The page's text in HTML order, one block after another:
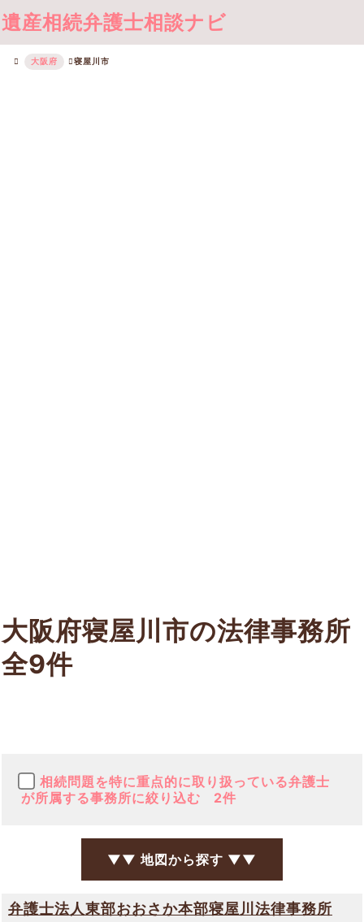
遺産相続弁護士相談ナビ
大阪府 寝屋川市
大阪府寝屋川市の法律事務所
全9件
相続問題を特に重点的に取り扱っている弁護士
が所属する事務所に絞り込む
2件
▼▼ 地図から探す ▼▼
弁護士法人東部おおさか本部寝屋川法律事務所